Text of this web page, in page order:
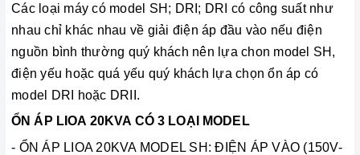
Các loại máy có model SH; DRI; DRI có công suất như
nhau chỉ khác nhau về giải điện áp đầu vào nếu điện
nguồn bình thường quý khách nên lựa chon model SH,
điện yếu hoặc quá yếu quý khách lựa chọn ổn áp có
model DRI hoặc DRII.
ỔN ÁP LIOA 20KVA CÓ 3 LOẠI MODEL
- ỔN ÁP LIOA 20KVA MODEL SH: ĐIỆN ÁP VÀO (150V-